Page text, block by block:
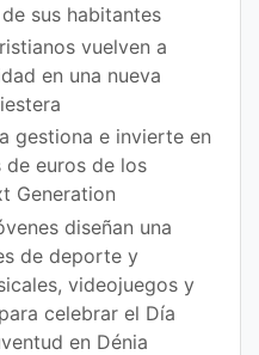
sus habitantes
vuelven a
en una nueva
gestiona e invierte en
de euros de los
Generation
diseñan una
de deporte y
videojuegos y
celebrar el Día
en Dénia